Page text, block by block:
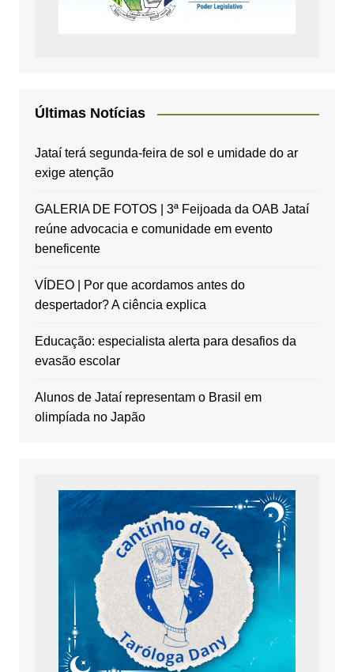
Últimas Notícias
Jataí terá segunda-feira de sol e umidade do ar
exige atenção
GALERIA DE FOTOS | 3ª Feijoada da OAB Jataí
reúne advocacia e comunidade em evento
beneficente
VÍDEO | Por que acordamos antes do
despertador? A ciência explica
Educação: especialista alerta para desafios da
evasão escolar
Alunos de Jataí representam o Brasil em
olimpíada no Japão